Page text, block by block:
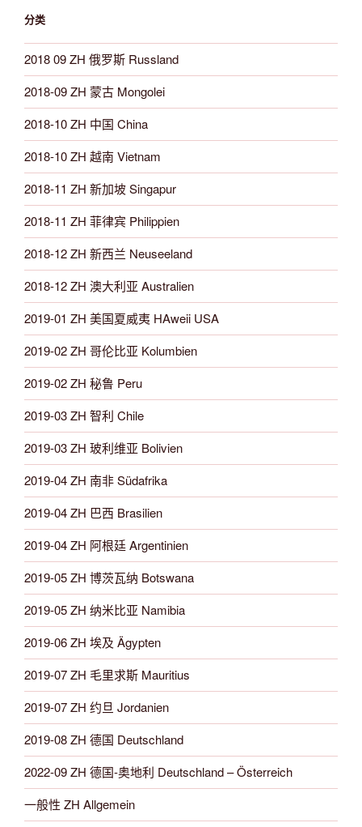
分类
2018 09 ZH 俄罗斯 Russland
2018-09 ZH 蒙古 Mongolei
2018-10 ZH 中国 China
2018-10 ZH 越南 Vietnam
2018-11 ZH 新加坡 Singapur
2018-11 ZH 菲律宾 Philippien
2018-12 ZH 新西兰 Neuseeland
2018-12 ZH 澳大利亚 Australien
2019-01 ZH 美国夏威夷 HAweii USA
2019-02 ZH 哥伦比亚 Kolumbien
2019-02 ZH 秘鲁 Peru
2019-03 ZH 智利 Chile
2019-03 ZH 玻利维亚 Bolivien
2019-04 ZH 南非 Südafrika
2019-04 ZH 巴西 Brasilien
2019-04 ZH 阿根廷 Argentinien
2019-05 ZH 博茨瓦纳 Botswana
2019-05 ZH 纳米比亚 Namibia
2019-06 ZH 埃及 Ägypten
2019-07 ZH 毛里求斯 Mauritius
2019-07 ZH 约旦 Jordanien
2019-08 ZH 德国 Deutschland
2022-09 ZH 德国-奥地利 Deutschland – Österreich
一般性 ZH Allgemein